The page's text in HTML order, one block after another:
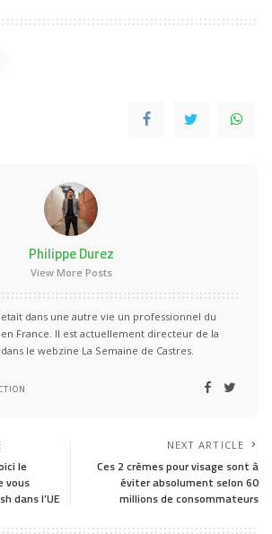
Philippe Durez
View More Posts
dans une autre vie un professionnel du
France. Il est actuellement directeur de la
le webzine La Semaine de Castres.
le
vous
dans l’UE
NEXT ARTICLE
Ces 2 crèmes pour visage sont à
éviter absolument selon 60
millions de consommateurs